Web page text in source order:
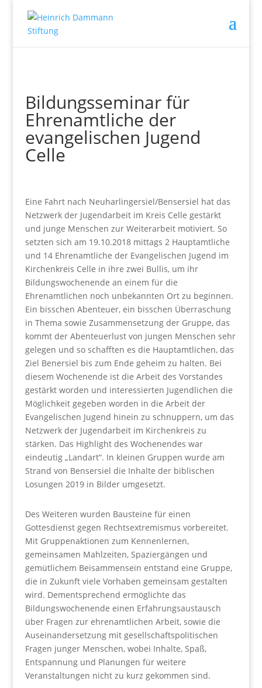
Bildungsseminar für
Ehrenamtliche der
evangelischen Jugend
Celle
Eine Fahrt nach Neuharlingersiel/Bensersiel hat das
Netzwerk der Jugendarbeit im Kreis Celle gestärkt
und junge Menschen zur Weiterarbeit motiviert. So
setzten sich am 19.10.2018 mittags 2 Hauptamtliche
und 14 Ehrenamtliche der Evangelischen Jugend im
Kirchenkreis Celle in ihre zwei Bullis, um ihr
Bildungswochenende an einem für die
Ehrenamtlichen noch unbekannten Ort zu beginnen.
Ein bisschen Abenteuer, ein bisschen Überraschung
in Thema sowie Zusammensetzung der Gruppe, das
kommt der Abenteuerlust von jungen Menschen sehr
gelegen und so schafften es die Hauptamtlichen, das
Ziel Benersiel bis zum Ende geheim zu halten. Bei
diesem Wochenende ist die Arbeit des Vorstandes
gestärkt worden und interessierten Jugendlichen die
Möglichkeit gegeben worden in die Arbeit der
Evangelischen Jugend hinein zu schnuppern, um das
Netzwerk der Jugendarbeit im Kirchenkreis zu
stärken. Das Highlight des Wochenendes war
eindeutig „Landart“. In kleinen Gruppen wurde am
Strand von Bensersiel die Inhalte der biblischen
Losungen 2019 in Bilder umgesetzt.
Des Weiteren wurden Bausteine für einen
Gottesdienst gegen Rechtsextremismus vorbereitet.
Mit Gruppenaktionen zum Kennenlernen,
gemeinsamen Mahlzeiten, Spaziergängen und
gemütlichem Beisammensein entstand eine Gruppe,
die in Zukunft viele Vorhaben gemeinsam gestalten
wird. Dementsprechend ermöglichte das
Bildungswochenende einen Erfahrungsaustausch
über Fragen zur ehrenamtlichen Arbeit, sowie die
Auseinandersetzung mit gesellschaftspolitischen
Fragen junger Menschen, wobei Inhalte, Spaß,
Entspannung und Planungen für weitere
Veranstaltungen nicht zu kurz gekommen sind.